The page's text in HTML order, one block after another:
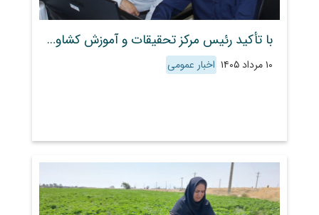
با تأکید رئیس مرکز تحقیقات و آموزش کشاورزی و منابع طبیعی استان فارس؛ هم‌افزایی برای رفع چالش‌های تولید و ارتقای بهره‌وری در ایستگاه‌های تحقیقاتی
۱۰ مرداد ۱۴۰۵ اخبار عمومی